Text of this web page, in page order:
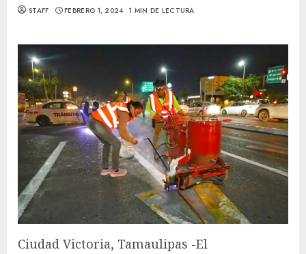
STAFF FEBRERO 1, 2024 1 MIN DE LECTURA
Ciudad Victoria, Tamaulipas -El